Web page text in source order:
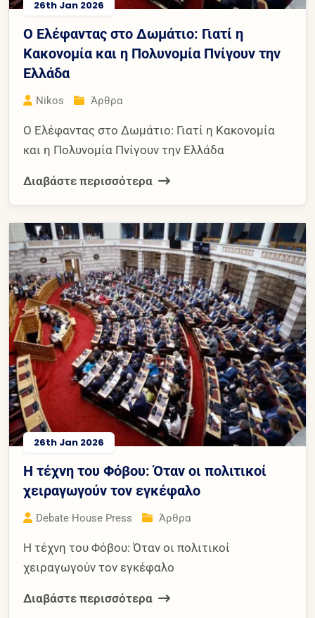
26th Jan 2026
Ο Ελέφαντας στο Δωμάτιο: Γιατί η
Κακονομία και η Πολυνομία Πνίγουν την
Ελλάδα
Nikos Άρθρα
Ο Ελέφαντας στο Δωμάτιο: Γιατί η Κακονομία
και η Πολυνομία Πνίγουν την Ελλάδα
Διαβάστε περισσότερα
26th Jan 2026
Η τέχνη του Φόβου: Όταν οι πολιτικοί
χειραγωγούν τον εγκέφαλο
Debate House Press Άρθρα
Η τέχνη του Φόβου: Όταν οι πολιτικοί
χειραγωγούν τον εγκέφαλο
Διαβάστε περισσότερα